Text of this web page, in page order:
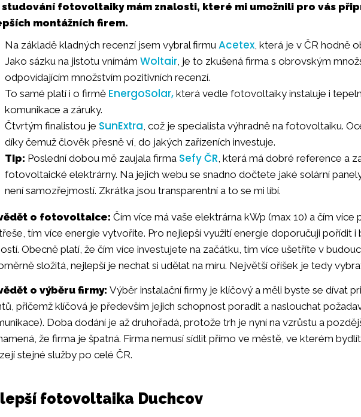
fotovoltaiky mám znalosti, které mi umožnili pro vás
montážních firem.
Na základě kladných recenzí jsem vybral firmu Acetex , která je v ČR hodně
Jako sázku na jistotu vnímám Woltair , je to zkušená firma s obrovským
odpovídajícím množstvím pozitivních recenzí.
To samé platí i o firmě EnergoSolar, která vedle fotovoltaiky instaluje i
komunikace a záruky.
Čtvrtým finalistou je SunExtra , což je specialista výhradně na fotovoltaiku.
díky čemuž člověk přesně ví, do jakých zařízeních investuje.
Tip: Poslední dobou mě zaujala firma Sefy ČR , která má dobré reference a
fotovoltaické elektrárny. Na jejich webu se snadno dočtete jaké solární
není samozřejmostí. Zkrátka jsou transparentní a to se mi líbí.
o fotovoltaice: Čím více má vaše elektrárna kWp (max 10) a čím
tím více energie vytvoříte. Pro nejlepší využití energie doporučuji pořídit i
Obecně platí, že čím více investujete na začátku, tím více ušetříte v
složitá, nejlepší je nechat si udělat na míru. Největší oříšek je tedy
o výběru firmy: Výběr instalační firmy je klíčový a měli byste se dívat
přičemž klíčová je především jejich schopnost poradit a naslouchat
Doba dodání je až druhořadá, protože trh je nyní na vzrůstu a
že firma je špatná. Firma nemusí sídlit přímo ve městě, ve kterém
stejné služby po celé ČR.
fotovoltaika Duchcov